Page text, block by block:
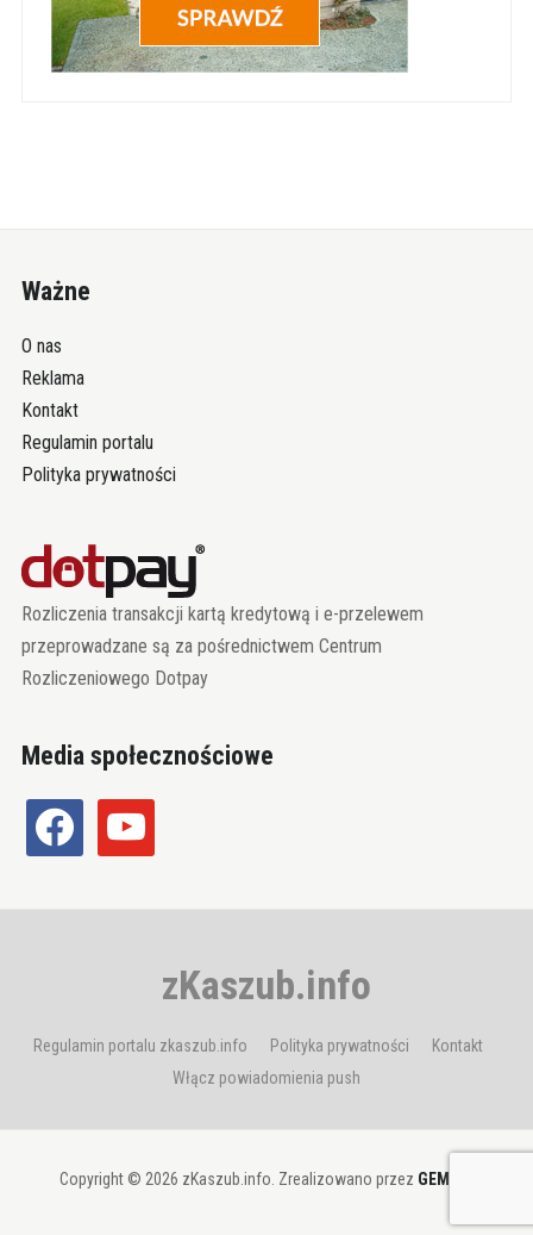
Ważne
O nas
Reklama
Kontakt
Regulamin portalu
Polityka prywatności
Rozliczenia transakcji kartą kredytową i e-przelewem
przeprowadzane są za pośrednictwem Centrum
Rozliczeniowego Dotpay
Media społecznościowe
facebook youtube
zKaszub.info
Regulamin portalu zkaszub.info Polityka prywatności
Kontakt
Włącz powiadomienia push
Copyright © 2026 zKaszub.info. Zrealizowano przez GEMBIT